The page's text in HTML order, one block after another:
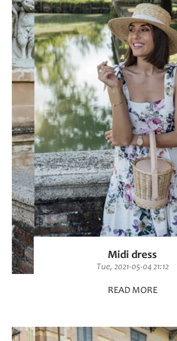
Midi dress
Tue, 2021-05-04 21:12
READ MORE